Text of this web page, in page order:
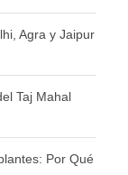
Agra y Jaipur
Taj Mahal
Por Qué